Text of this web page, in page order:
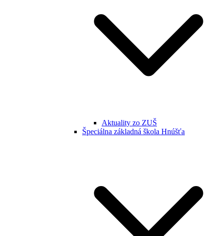
Aktuality zo ZUŠ
Špeciálna základná škola Hnúšťa